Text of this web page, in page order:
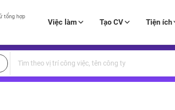
tổng hợp
Việc làm Tạo CV Tiện ích